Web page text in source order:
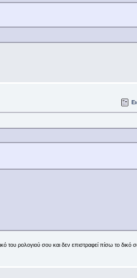
ρολογιού σου και δεν επιστραφεί πίσω το δικό